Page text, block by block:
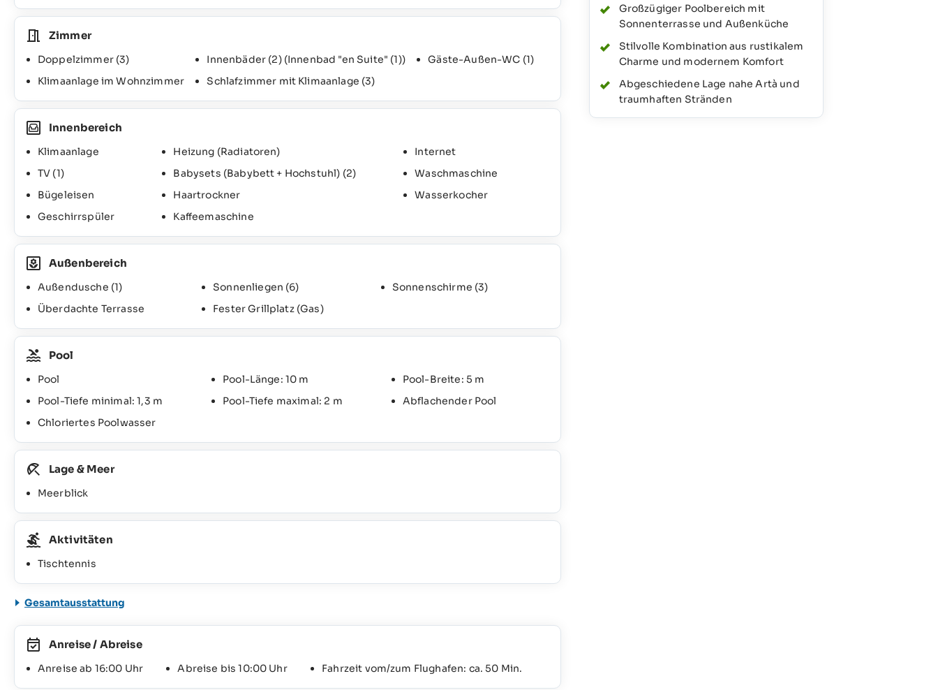
Großzügiger Poolbereich mit
Sonnenterrasse und Außenküche
Stilvolle Kombination aus rustikalem
Charme und modernem Komfort
Abgeschiedene Lage nahe Artà und
traumhaften Stränden
Zimmer
Doppelzimmer (3) Innenbäder (2)(Innenbad "en Suite" (1)) Gäste-Außen-WC (1)
Klimaanlage im Wohnzimmer
Schlafzimmer mit Klimaanlage (3)
Innenbereich
Klimaanlage Heizung (Radiatoren)
Internet
TV (1) Babysets (Babybett + Hochstuhl) (2)
Waschmaschine
Bügeleisen
Haartrockner
Wasserkocher
Geschirrspüler
Kaffeemaschine
Außenbereich
Außendusche (1) Sonnenliegen (6) Sonnenschirme (3)
Überdachte Terrasse
Fester Grillplatz (Gas)
Pool
Pool Pool-Länge: 10 m
Pool-Breite: 5 m
Pool-Tiefe minimal: 1,3 m
Pool-Tiefe maximal: 2 m
Abflachender Pool
Chloriertes Poolwasser
Lage & Meer
Meerblick
Aktivitäten
Tischtennis
Gesamtausstattung
Anreise / Abreise
Anreise ab 16:00 Uhr Abreise bis 10:00 Uhr Fahrzeit vom/zum Flughafen: ca. 50 Min.